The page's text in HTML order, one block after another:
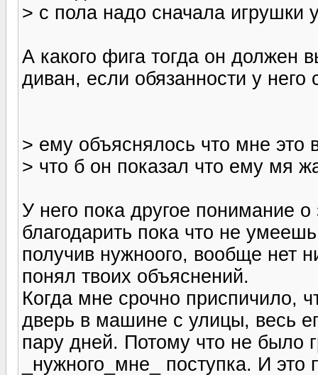
> с пола надо сначала игрушки
А какого фига тогда он должен
диван, если обязанности у него
> ему объяснялось что мне это
> что б он показал что ему мя
У него пока другое понимание
благодарить пока что не
получив нужноого, вообще нет
понял твоих объяснений.
Когда мне срочно приспичило,
дверь в машине с улицы, весь
пару дней. Потому что не было
_нужного_мне_ поступка. И